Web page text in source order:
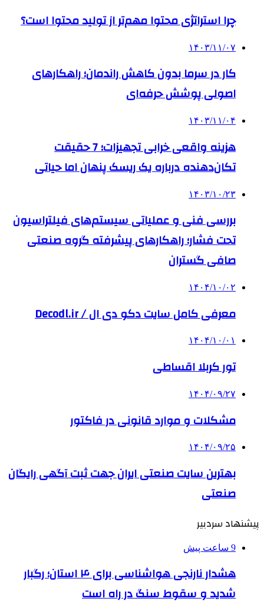
چرا استراتژی محتوا مهم‌تر از تولید محتوا است؟
۱۴۰۳/۱۱/۰۷
کار در سرما بدون کاهش راندمان؛ راهکارهای
اصولی پوشش حرفه‌ای
۱۴۰۳/۱۱/۰۴
هزینه واقعی خرابی تجهیزات؛ 7 حقیقت
تکان‌دهنده درباره یک ریسک پنهان اما حیاتی
۱۴۰۳/۱۰/۲۳
بررسی فنی و عملیاتی سیستم‌های فیلتراسیون
تحت فشار؛ راهکارهای پیشرفته گروه صنعتی
صافی گستران
۱۴۰۴/۱۰/۰۲
معرفی کامل سایت دکو دی ال / Decodl.ir
۱۴۰۴/۱۰/۰۱
تور کربلا اقساطی
۱۴۰۴/۰۹/۲۷
مشکلات و موارد قانونی در فاکتور
۱۴۰۴/۰۹/۲۵
بهترین ‌سایت صنعتی ایران جهت ثبت آگهی رایگان
صنعتی
پیشنهاد سردبیر
9 ساعت پیش
هشدار نارنجی هواشناسی برای ۴ استان؛ رگبار
شدید و سقوط سنگ در راه است